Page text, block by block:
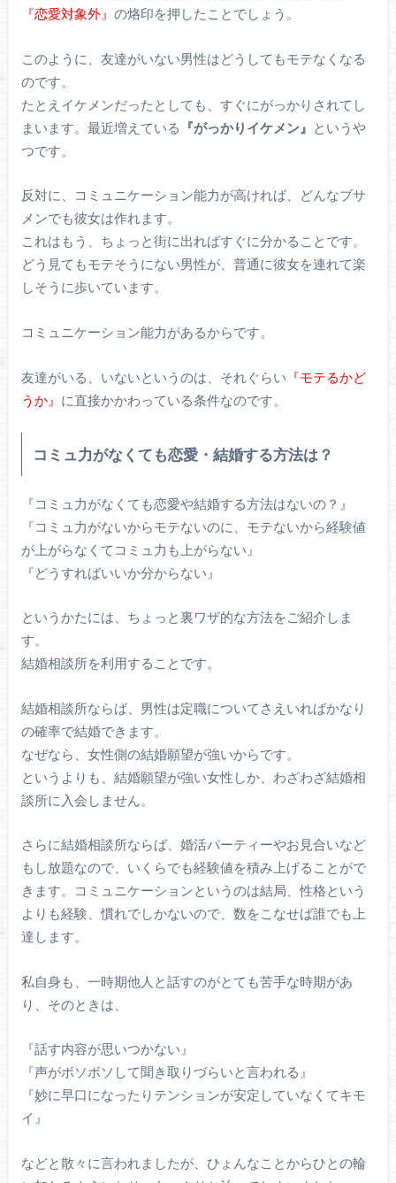
『恋愛対象外』 の烙印を押したことでしょう。
このように、友達がいない男性はどうしてもモテなくなる
のです。
たとえイケメンだったとしても、すぐにがっかりされてし
まいます。最近増えている 『がっかりイケメン』 というや
つです。
反対に、コミュニケーション能力が高ければ、どんなブサ
メンでも彼女は作れます。
これはもう、ちょっと街に出ればすぐに分かることです。
どう見てもモテそうにない男性が、普通に彼女を連れて楽
しそうに歩いています。
コミュニケーション能力があるからです。
友達がいる、いないというのは、それぐらい 『モテるかど
うか』 に直接かかわっている条件なのです。
コミュ力がなくても恋愛・結婚する方法は？
『コミュ力がなくても恋愛や結婚する方法はないの？』
『コミュ力がないからモテないのに、モテないから経験値
が上がらなくてコミュ力も上がらない』
『どうすればいいか分からない』
というかたには、ちょっと裏ワザ的な方法をご紹介しま
す。
結婚相談所を利用することです。
結婚相談所ならば、男性は定職についてさえいればかなり
の確率で結婚できます。
なぜなら、女性側の結婚願望が強いからです。
というよりも、結婚願望が強い女性しか、わざわざ結婚相
談所に入会しません。
さらに結婚相談所ならば、婚活パーティーやお見合いなど
もし放題なので、いくらでも経験値を積み上げることがで
きます。コミュニケーションというのは結局、性格という
よりも経験、慣れでしかないので、数をこなせば誰でも上
達します。
私自身も、一時期他人と話すのがとても苦手な時期があ
り、そのときは、
『話す内容が思いつかない』
『声がボソボソして聞き取りづらいと言われる』
『妙に早口になったりテンションが安定していなくてキモ
イ』
などと散々に言われましたが、ひょんなことからひとの輪